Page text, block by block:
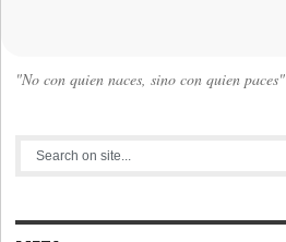
"No con quien naces, sino con quien paces"